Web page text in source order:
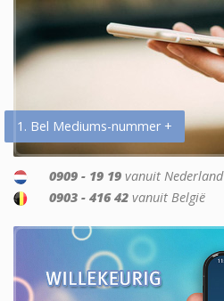
1. Bel Mediums-nummer +
0909 - 19 19 vanuit Nederland
0903 - 416 42 vanuit België